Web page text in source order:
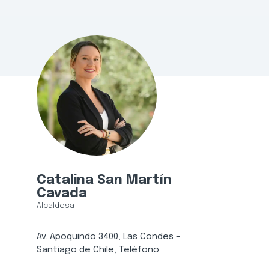
Catalina San Martín
Cavada
Alcaldesa
Av. Apoquindo 3400, Las Condes –
Santiago de Chile, Teléfono: